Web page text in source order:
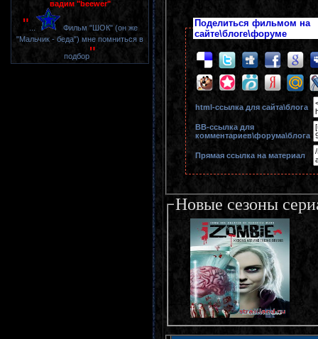
вадим "beewer"
"
Фильм "ШОК" (он же
"Мальчик - беда") мне помниться в
подбор"
Поделиться фильмом на
сайте\блоге\форуме
html-cсылка для сайта\блога
BB-cсылка для
комментариев\форума\блога
Прямая ссылка на материал
Новые сезоны